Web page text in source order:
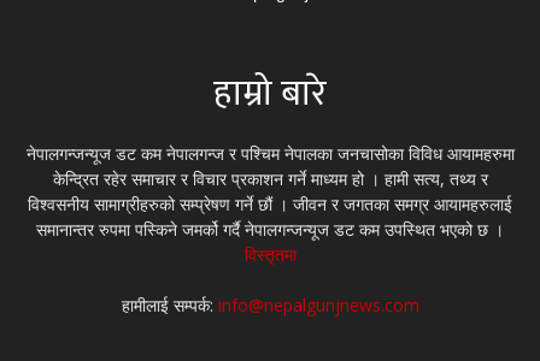
हाम्रो बारे
नेपालगन्जन्यूज डट कम नेपालगन्ज र पश्चिम नेपालका जनचासोका विविध आयामहरुमा
केन्द्रित रहेर समाचार र विचार प्रकाशन गर्ने माध्यम हो । हामी सत्य, तथ्य र
विश्वसनीय सामाग्रीहरुको सम्प्रेषण गर्ने छौं । जीवन र जगतका समग्र आयामहरुलाई
समानान्तर रुपमा पस्किने जमर्को गर्दै नेपालगन्जन्यूज डट कम उपस्थित भएको छ ।
विस्तृतमा
हामीलाई सम्पर्क: info@nepalgunjnews.com